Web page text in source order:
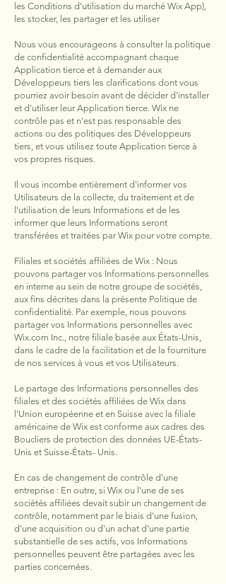
les Conditions d'utilisation du marché Wix App),
les stocker, les partager et les utiliser
Nous vous encourageons à consulter la politique
de confidentialité accompagnant chaque
Application tierce et à demander aux
Développeurs tiers les clarifications dont vous
pourriez avoir besoin avant de décider d'installer
et d'utiliser leur Application tierce. Wix ne
contrôle pas et n'est pas responsable des
actions ou des politiques des Développeurs
tiers, et vous utilisez toute Application tierce à
vos propres risques.
Il vous incombe entièrement d'informer vos
Utilisateurs de la collecte, du traitement et de
l'utilisation de leurs Informations et de les
informer que leurs Informations seront
transférées et traitées par Wix pour votre compte.
Filiales et sociétés affiliées de Wix : Nous
pouvons partager vos Informations personnelles
en interne au sein de notre groupe de sociétés,
aux fins décrites dans la présente Politique de
confidentialité. Par exemple, nous pouvons
partager vos Informations personnelles avec
Wix.com Inc., notre filiale basée aux États-Unis,
dans le cadre de la facilitation et de la fourniture
de nos services à vous et vos Utilisateurs.
Le partage des Informations personnelles des
filiales et des sociétés affiliées de Wix dans
l'Union européenne et en Suisse avec la filiale
américaine de Wix est conforme aux cadres des
Boucliers de protection des données UE-États-
Unis et Suisse-États- Unis.
En cas de changement de contrôle d’une
entreprise : En outre, si Wix ou l'une de ses
sociétés affiliées devait subir un changement de
contrôle, notamment par le biais d'une fusion,
d'une acquisition ou d'un achat d’une partie
substantielle de ses actifs, vos Informations
personnelles peuvent être partagées avec les
parties concernées.